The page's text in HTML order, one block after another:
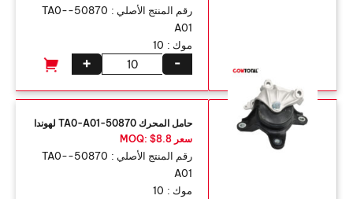
رقم المنتج الأصلي :
50870-TA0-
A01
موك : 10
+ -
حامل المحرك 50870-TA0-A01 لهوندا
سعر MOQ: $8.8
رقم المنتج الأصلي :
50870-TA0-
A01
موك : 10